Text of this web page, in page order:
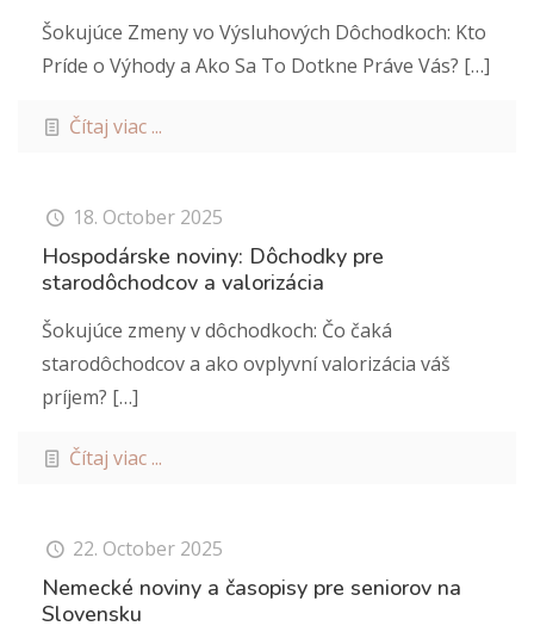
Šokujúce Zmeny vo Výsluhových Dôchodkoch: Kto
Príde o Výhody a Ako Sa To Dotkne Práve Vás? […]
Čítaj viac ...
18. October 2025
Hospodárske noviny: Dôchodky pre
starodôchodcov a valorizácia
Šokujúce zmeny v dôchodkoch: Čo čaká
starodôchodcov a ako ovplyvní valorizácia váš
príjem? […]
Čítaj viac ...
22. October 2025
Nemecké noviny a časopisy pre seniorov na
Slovensku